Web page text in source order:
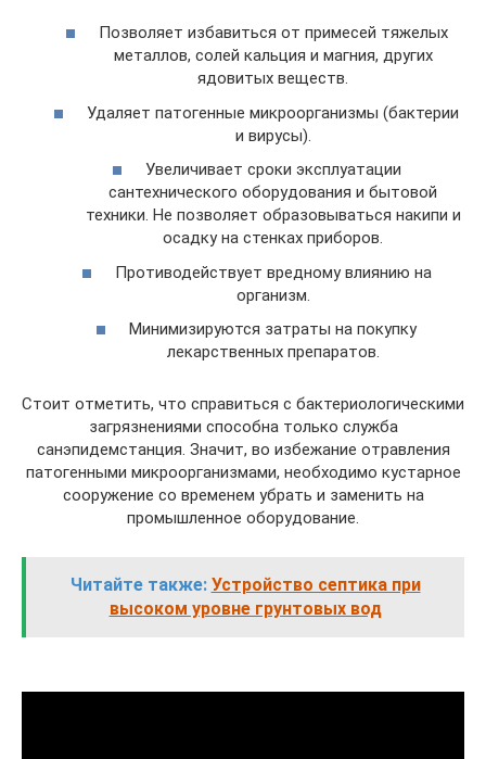
Позволяет избавиться от примесей тяжелых
металлов, солей кальция и магния, других
ядовитых веществ.
Удаляет патогенные микроорганизмы (бактерии
и вирусы).
Увеличивает сроки эксплуатации
сантехнического оборудования и бытовой
техники. Не позволяет образовываться накипи и
осадку на стенках приборов.
Противодействует вредному влиянию на
организм.
Минимизируются затраты на покупку
лекарственных препаратов.
Стоит отметить, что справиться с бактериологическими
загрязнениями способна только служба
санэпидемстанция. Значит, во избежание отравления
патогенными микроорганизмами, необходимо кустарное
сооружение со временем убрать и заменить на
промышленное оборудование.
Читайте также: Устройство септика при
высоком уровне грунтовых вод